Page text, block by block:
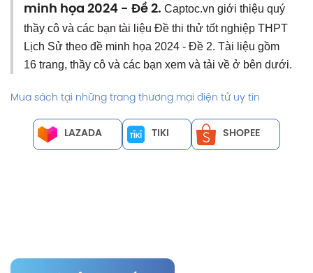
minh họa 2024 - Đề 2. Captoc.vn giới thiệu quý
thầy cô và các bạn tài liệu Đề thi thử tốt nghiệp THPT
Lịch Sử theo đề minh họa 2024 - Đề 2. Tài liệu gồm
16 trang, thầy cô và các bạn xem và tải về ở bên dưới.
Mua sách tại những trang thương mại điện tử uy tín
LAZADA TIKI SHOPEE